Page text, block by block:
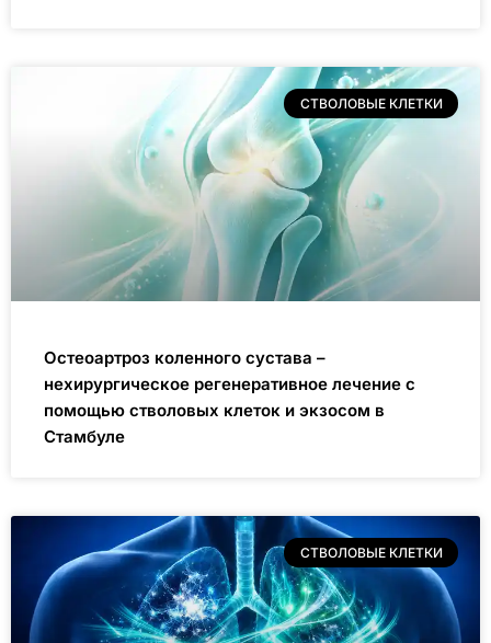
СТВОЛОВЫЕ КЛЕТКИ
Остеоартроз коленного сустава –
нехирургическое регенеративное лечение с
помощью стволовых клеток и экзосом в
Стамбуле
СТВОЛОВЫЕ КЛЕТКИ